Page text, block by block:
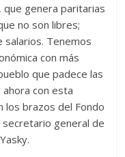
genera paritarias
no son libres;
Tenemos
con más
que padece las
con esta
los brazos del Fondo
general de